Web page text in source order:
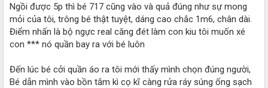
Ngồi được 5p thì bé 717 cũng vào và quả đúng như sự mong
mỏi của tôi, trông bé thật tuyệt, dáng cao chắc 1m6, chân dài.
Điểm nhấn là bộ ngực real căng đét làm con kiu tôi muốn xé
con *** nó quần bay ra với bé luôn
Đến lúc bé cởi quần áo ra tôi mới thấy mình chọn đúng người,
Bé dẫn mình vào bồn tắm kì cọ kĩ càng rửa ráy súng ống sạch